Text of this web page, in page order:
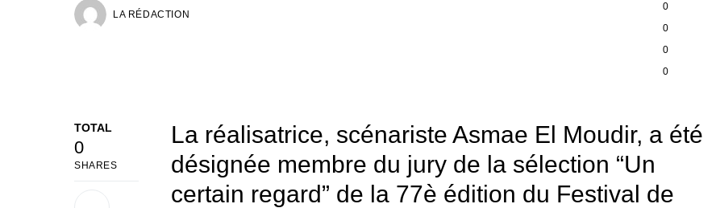
LA RÉDACTION
0
0
0
0
TOTAL
0
SHARES
La réalisatrice, scénariste Asmae El Moudir, a été
désignée membre du jury de la sélection “Un
certain regard” de la 77è édition du Festival de